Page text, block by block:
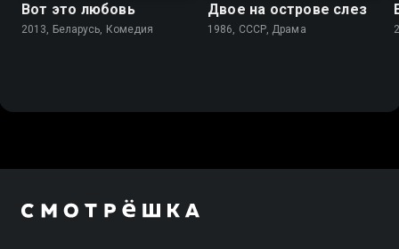
Вот это любовь
2013, Беларусь, Комедия
Двое на острове слез
1986, СССР, Драма